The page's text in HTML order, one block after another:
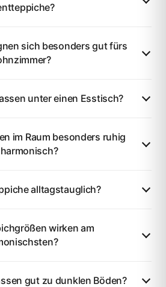
sich besonders gut fürs
unter einen Esstisch?
im Raum besonders ruhig
alltagstauglich?
wirken am
gut zu dunklen Böden?